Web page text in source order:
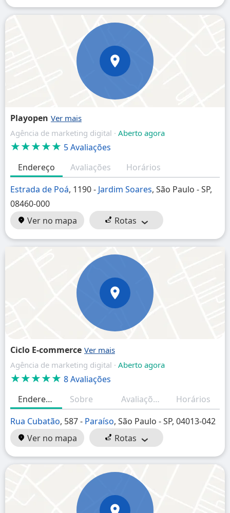
Playopen
Agência de marketing digital · Aberto agora
★★★★★ 5 Avaliações
Endereço
Avaliações
Horários
Estrada de Poá, 1190 - Jardim Soares, São Paulo - SP,
08460-000
Ver no mapa
Rotas
Ciclo E-commerce
Agência de marketing digital · Aberto agora
★★★★★ 8 Avaliações
Endereço
Sobre Avaliações
Horários
Rua Cubatão, 587 - Paraíso, São Paulo - SP, 04013-042
Ver no mapa
Rotas